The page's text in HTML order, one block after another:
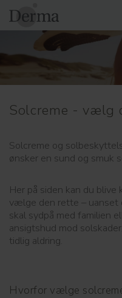
Solcreme - vælg
Solcreme og
ønsker en sund og smuk
Her på siden kan du blive
vælge den rette – uanset
skal sydpå med familien
ansigtshud mod
tidlig aldring.
Hvorfor vælge